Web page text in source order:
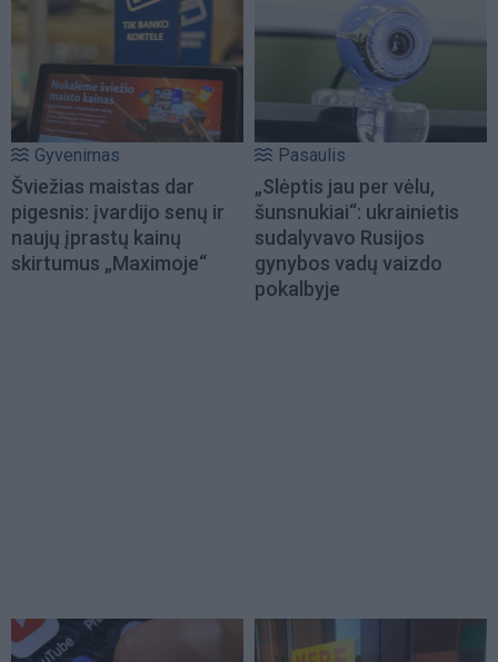
Gyvenimas
Šviežias maistas dar
pigesnis: įvardijo senų ir
naujų įprastų kainų
skirtumus „Maximoje“
Pasaulis
„Slėptis jau per vėlu,
šunsnukiai“: ukrainietis
sudalyvavo Rusijos
gynybos vadų vaizdo
pokalbyje